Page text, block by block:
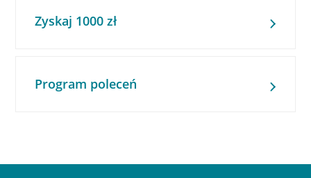
Zyskaj 1000 zł
Program poleceń